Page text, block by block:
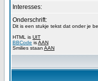
Interesses:
Onderschrift:
Dit is een stukje tekst dat onder je
HTML is UIT
BBCode isAAN
Smilies staan AAN